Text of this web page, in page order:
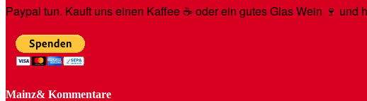
Paypal tun. Kauft uns einen Kaffee ☕️ oder ein gutes Glas Wein 🍷 und
Mainz& Kommentare